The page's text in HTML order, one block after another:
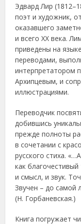
Эдвард Лир
поэт и художник,
оказавшего
и всего XX века.
приведены на
переводами,
интерпретатором
Архипцевым, и
иллюстрациями.
Переводчик
добившись
прежде полноты
в сочетании с
русского стиха.
как
и смысл, и звук.
Звучен – до самой
(Н. Горбаневская.)
Книга погружает